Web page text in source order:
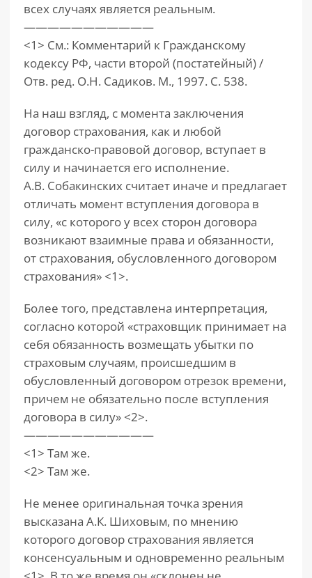
всех случаях является реальным.
———————————
<1> См.: Комментарий к Гражданскому
кодексу РФ, части второй (постатейный) /
Отв. ред. О.Н. Садиков. М., 1997. С. 538.
На наш взгляд, с момента заключения
договор страхования, как и любой
гражданско-правовой договор, вступает в
силу и начинается его исполнение.
А.В. Собакинских считает иначе и предлагает
отличать момент вступления договора в
силу, «с которого у всех сторон договора
возникают взаимные права и обязанности,
от страхования, обусловленного договором
страхования» <1>.
Более того, представлена интерпретация,
согласно которой «страховщик принимает на
себя обязанность возмещать убытки по
страховым случаям, происшедшим в
обусловленный договором отрезок времени,
причем не обязательно после вступления
договора в силу» <2>.
———————————
<1> Там же.
<2> Там же.
Не менее оригинальная точка зрения
высказана А.К. Шиховым, по мнению
которого договор страхования является
консенсуальным и одновременно реальным